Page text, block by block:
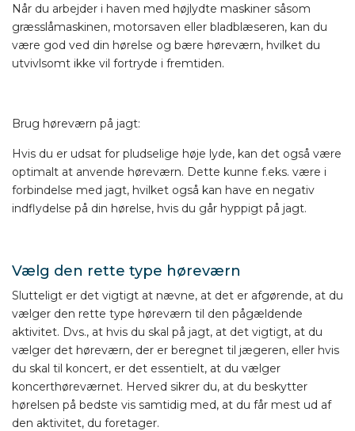
Når du arbejder i haven med højlydte maskiner såsom
græsslåmaskinen, motorsaven eller bladblæseren, kan du
være god ved din hørelse og bære høreværn, hvilket du
utvivlsomt ikke vil fortryde i fremtiden.
Brug høreværn på jagt:
Hvis du er udsat for pludselige høje lyde, kan det også være
optimalt at anvende høreværn. Dette kunne f.eks. være i
forbindelse med jagt, hvilket også kan have en negativ
indflydelse på din hørelse, hvis du går hyppigt på jagt.
Vælg den rette type høreværn
Slutteligt er det vigtigt at nævne, at det er afgørende, at du
vælger den rette type høreværn til den pågældende
aktivitet. Dvs., at hvis du skal på jagt, at det vigtigt, at du
vælger det høreværn, der er beregnet til jægeren, eller hvis
du skal til koncert, er det essentielt, at du vælger
koncerthøreværnet. Herved sikrer du, at du beskytter
hørelsen på bedste vis samtidig med, at du får mest ud af
den aktivitet, du foretager.